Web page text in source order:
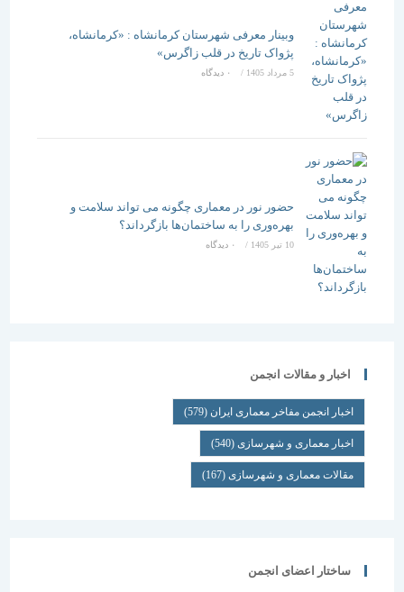
وبینار معرفی شهرستان کرمانشاه : «کرمانشاه،
پژواک تاریخ در قلب زاگرس»
5 مرداد 1405 / ۰ دیدگاه
حضور نور در معماری چگونه می تواند سلامت و
بهره‌وری را به ساختمان‌ها بازگرداند؟
/ ۰ دیدگاه
اخبار و مقالات انجمن
اخبار انجمن مفاخر معماری ایران (579)
اخبار معماری و شهرسازی(540)
مقالات معماری و شهرسازی(167)
ساختار اعضای انجمن